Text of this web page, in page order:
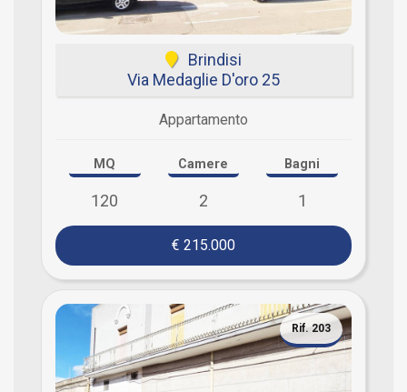
Brindisi
Via Medaglie D'oro 25
Appartamento
MQ
120
Camere
2
Bagni
1
€ 215.000
Rif. 203